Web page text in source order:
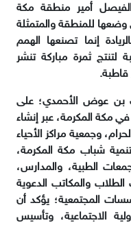
أمير منطقة مكة
وضعها للمنطقة والمتمثلة
إنما تصنعها الهمم
لتنتج ثمرة مباركة تنشر
قاطبة.
بن عوض الأحمدي؛ على
مكة المكرمة، عبر إنشاء
وجمعية مراكز الأحياء
شباب مكة المكرمة،
الطبية، والمدارس،
الطلاب والمكاتب الدعوية
المجتمعية؛ يؤكد أن
الاجتماعية، وتأسيس